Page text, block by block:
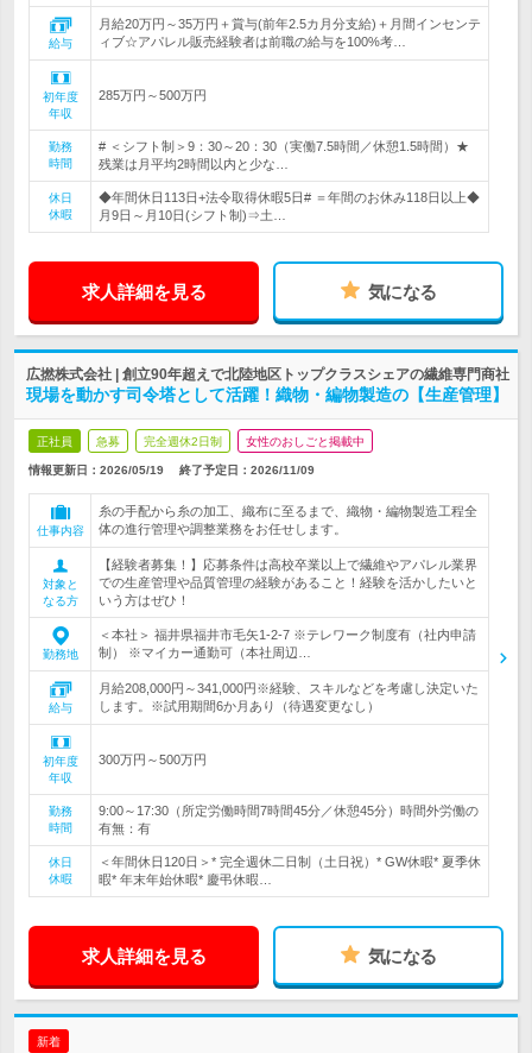
給与
月給20万円～35万円＋賞与(前年2.5カ月分支給)＋月間インセンテ
ィブ☆アパレル販売経験者は前職の給与を100%考…
初年度
年収
285万円～500万円
勤務
時間
# ＜シフト制＞9：30～20：30（実働7.5時間／休憩1.5時間）★
残業は月平均2時間以内と少な…
休日
休暇
◆年間休日113日+法令取得休暇5日# ＝年間のお休み118日以上◆
月9日～月10日(シフト制)⇒土…
求人詳細を見る 気になる
広撚株式会社 | 創立90年超えで北陸地区トップクラスシェアの繊維専門商社
現場を動かす司令塔として活躍！織物・編物製造の【生産管理】
正社員 急募 完全週休2日制 女性のおしごと掲載中
情報更新日：2026/05/19 終了予定日： 2026/11/09
仕事内容
糸の手配から糸の加工、織布に至るまで、織物・編物製造工程全
体の進行管理や調整業務をお任せします。
対象と
なる方
【経験者募集！】応募条件は高校卒業以上で繊維やアパレル業界
での生産管理や品質管理の経験があること！経験を活かしたいと
いう方はぜひ！
勤務地
＜本社＞ 福井県福井市毛矢1-2-7 ※テレワーク制度有（社内申請
制） ※マイカー通勤可（本社周辺…
給与
月給208,000円～341,000円※経験、スキルなどを考慮し決定いた
します。※試用期間6か月あり（待遇変更なし）
初年度
年収
300万円～500万円
勤務
時間
9:00～17:30（所定労働時間7時間45分／休憩45分）時間外労働の
有無：有
休日
休暇
＜年間休日120日＞* 完全週休二日制（土日祝）* GW休暇* 夏季休
暇* 年末年始休暇* 慶弔休暇…
求人詳細を見る 気になる
新着